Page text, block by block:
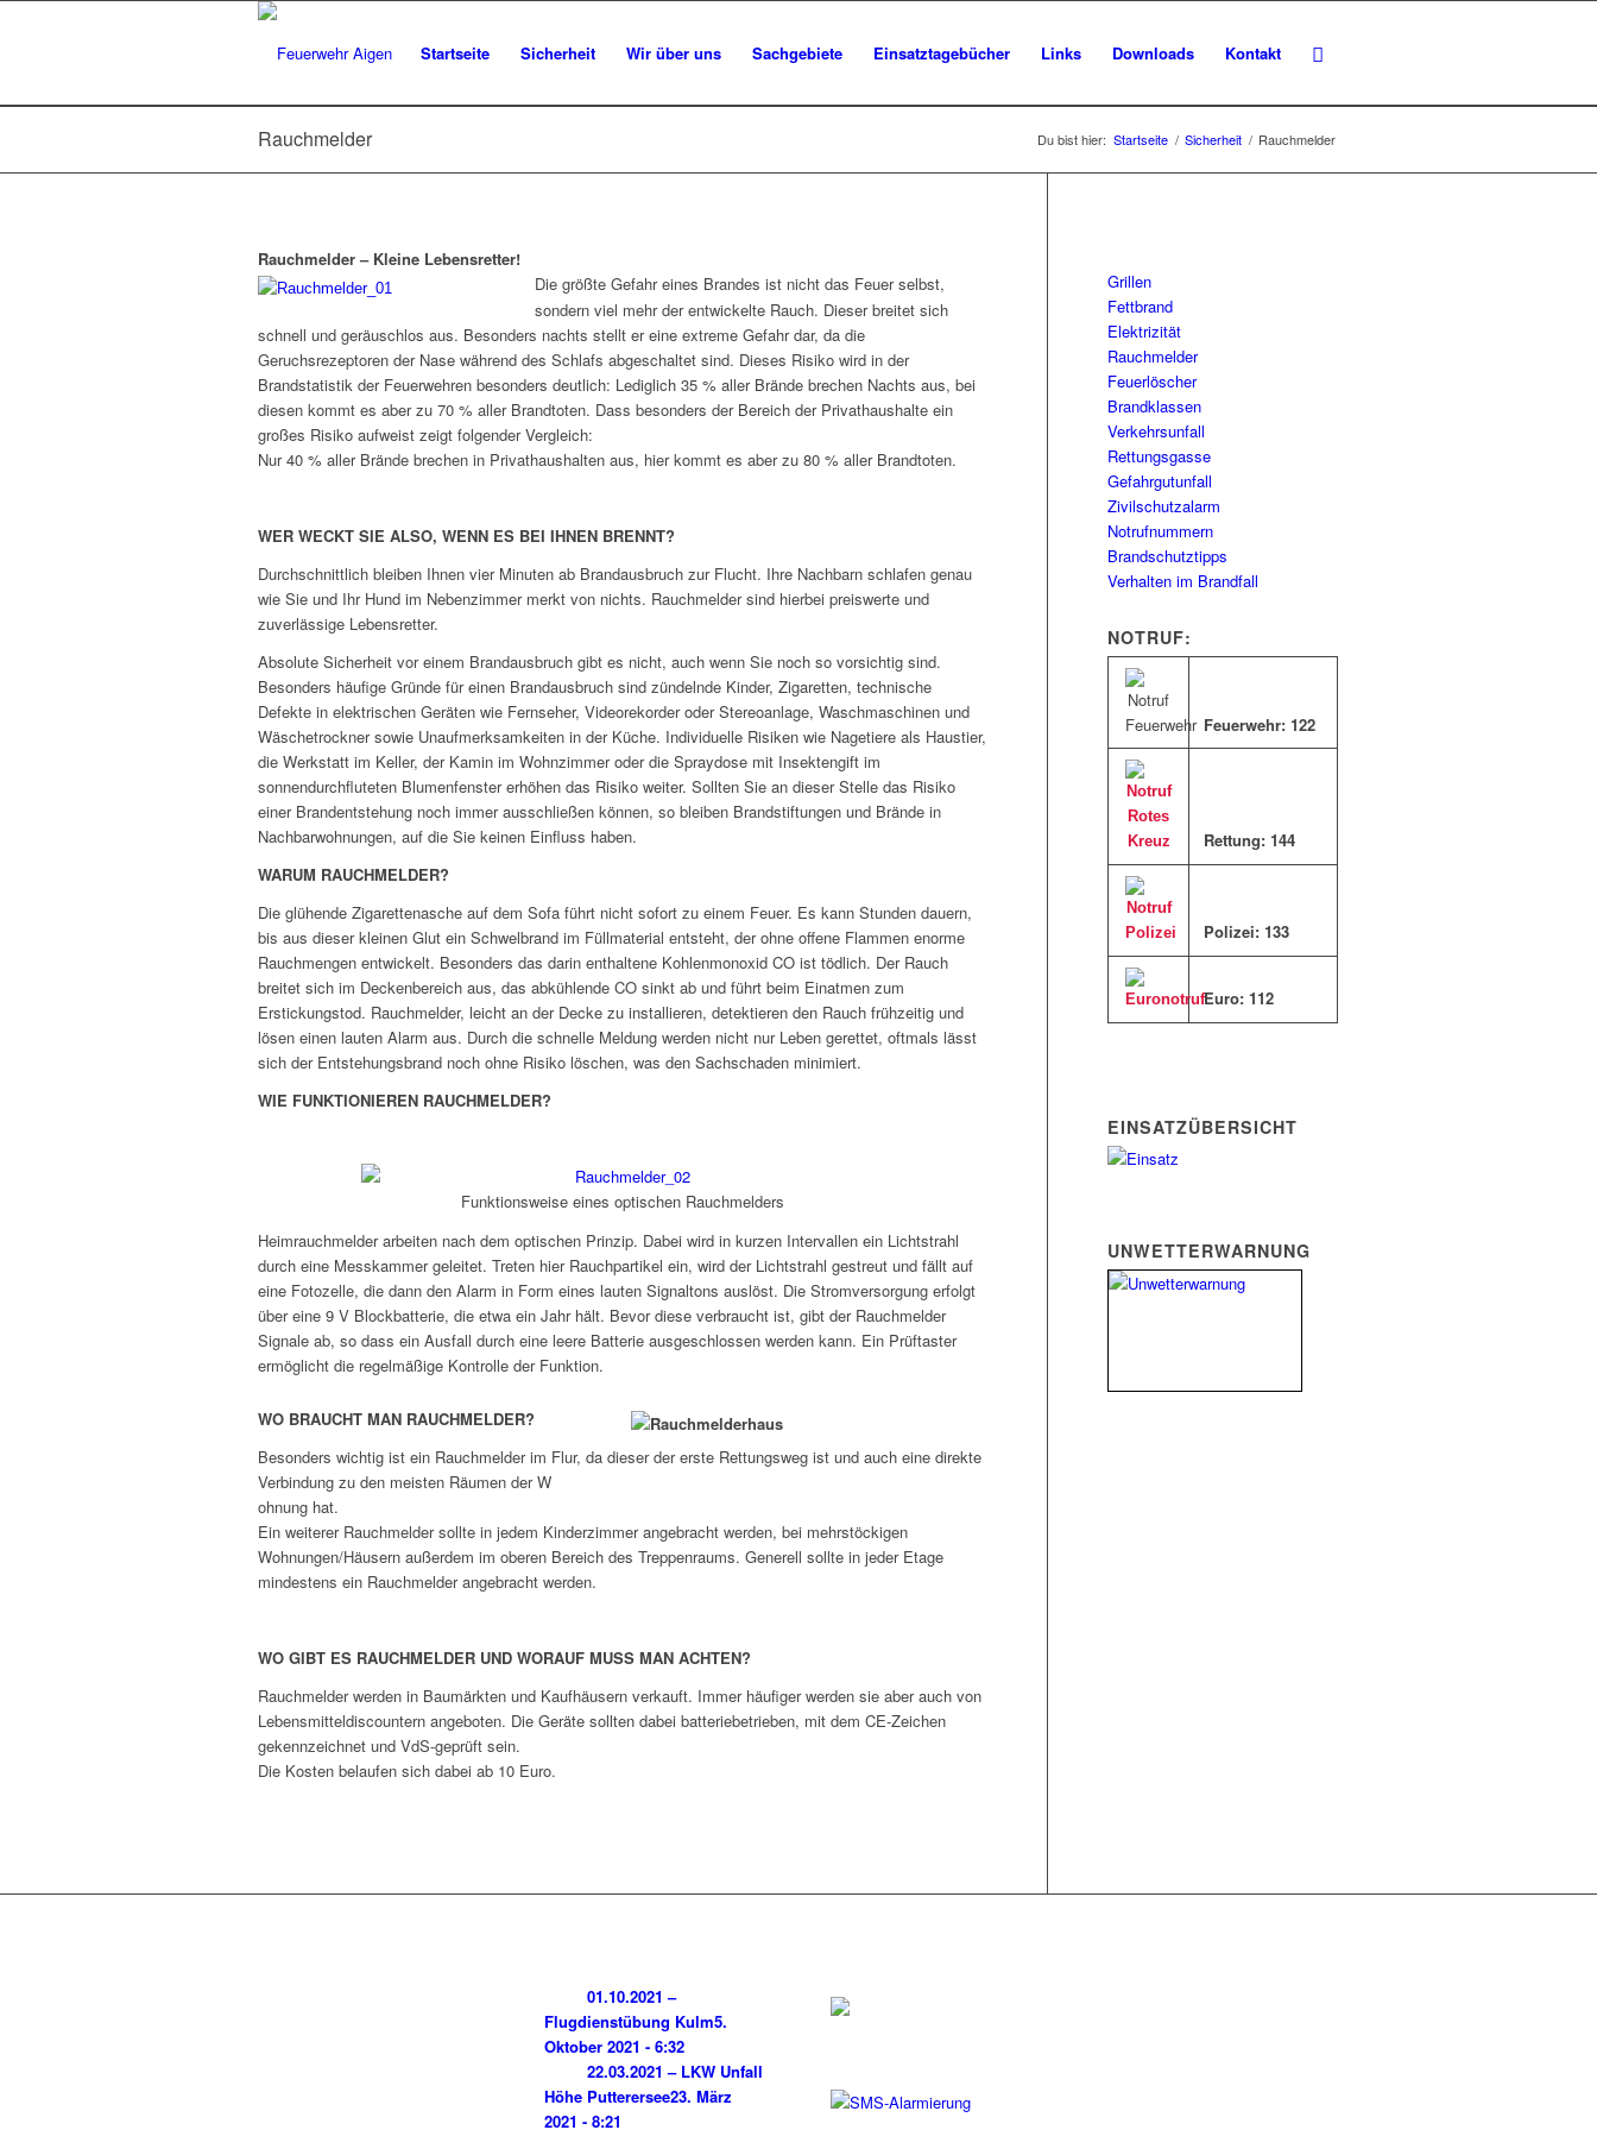
Startseite Sicherheit Wir über uns Sachgebiete Einsatztagebücher Links Downloads Kontakt
Rauchmelder Du bist hier: Startseite / Sicherheit / Rauchmelder
Rauchmelder – Kleine Lebensretter!
Die größte Gefahr eines Brandes ist nicht das Feuer selbst,
sondern viel mehr der entwickelte Rauch. Dieser breitet sich
schnell und geräuschlos aus. Besonders nachts stellt er eine extreme Gefahr dar, da die
Geruchsrezeptoren der Nase während des Schlafs abgeschaltet sind. Dieses Risiko wird in der
Brandstatistik der Feuerwehren besonders deutlich: Lediglich 35 % aller Brände brechen Nachts aus, bei
diesen kommt es aber zu 70 % aller Brandtoten. Dass besonders der Bereich der Privathaushalte ein
großes Risiko aufweist zeigt folgender Vergleich:
Nur 40 % aller Brände brechen in Privathaushalten aus, hier kommt es aber zu 80 % aller Brandtoten.
WER WECKT SIE ALSO, WENN ES BEI IHNEN BRENNT?
Durchschnittlich bleiben Ihnen vier Minuten ab Brandausbruch zur Flucht. Ihre Nachbarn schlafen genau
wie Sie und Ihr Hund im Nebenzimmer merkt von nichts. Rauchmelder sind hierbei preiswerte und
zuverlässige Lebensretter.
Absolute Sicherheit vor einem Brandausbruch gibt es nicht, auch wenn Sie noch so vorsichtig sind.
Besonders häufige Gründe für einen Brandausbruch sind zündelnde Kinder, Zigaretten, technische
Defekte in elektrischen Geräten wie Fernseher, Videorekorder oder Stereoanlage, Waschmaschinen und
Wäschetrockner sowie Unaufmerksamkeiten in der Küche. Individuelle Risiken wie Nagetiere als Haustier,
die Werkstatt im Keller, der Kamin im Wohnzimmer oder die Spraydose mit Insektengift im
sonnendurchfluteten Blumenfenster erhöhen das Risiko weiter. Sollten Sie an dieser Stelle das Risiko
einer Brandentstehung noch immer ausschließen können, so bleiben Brandstiftungen und Brände in
Nachbarwohnungen, auf die Sie keinen Einfluss haben.
WARUM RAUCHMELDER?
Die glühende Zigarettenasche auf dem Sofa führt nicht sofort zu einem Feuer. Es kann Stunden dauern,
bis aus dieser kleinen Glut ein Schwelbrand im Füllmaterial entsteht, der ohne offene Flammen enorme
Rauchmengen entwickelt. Besonders das darin enthaltene Kohlenmonoxid CO ist tödlich. Der Rauch
breitet sich im Deckenbereich aus, das abkühlende CO sinkt ab und führt beim Einatmen zum
Erstickungstod. Rauchmelder, leicht an der Decke zu installieren, detektieren den Rauch frühzeitig und
lösen einen lauten Alarm aus. Durch die schnelle Meldung werden nicht nur Leben gerettet, oftmals lässt
sich der Entstehungsbrand noch ohne Risiko löschen, was den Sachschaden minimiert.
WIE FUNKTIONIEREN RAUCHMELDER?
Funktionsweise eines optischen Rauchmelders
Heimrauchmelder arbeiten nach dem optischen Prinzip. Dabei wird in kurzen Intervallen ein Lichtstrahl
durch eine Messkammer geleitet. Treten hier Rauchpartikel ein, wird der Lichtstrahl gestreut und fällt auf
eine Fotozelle, die dann den Alarm in Form eines lauten Signaltons auslöst. Die Stromversorgung erfolgt
über eine 9 V Blockbatterie, die etwa ein Jahr hält. Bevor diese verbraucht ist, gibt der Rauchmelder
Signale ab, so dass ein Ausfall durch eine leere Batterie ausgeschlossen werden kann. Ein Prüftaster
ermöglicht die regelmäßige Kontrolle der Funktion.
WO BRAUCHT MAN RAUCHMELDER?
Besonders wichtig ist ein Rauchmelder im Flur, da dieser der erste Rettungsweg ist und auch eine direkte
Verbindung zu den meisten Räumen der W
ohnung hat.
Ein weiterer Rauchmelder sollte in jedem Kinderzimmer angebracht werden, bei mehrstöckigen
Wohnungen/Häusern außerdem im oberen Bereich des Treppenraums. Generell sollte in jeder Etage
mindestens ein Rauchmelder angebracht werden.
WO GIBT ES RAUCHMELDER UND WORAUF MUSS MAN ACHTEN?
Rauchmelder werden in Baumärkten und Kaufhäusern verkauft. Immer häufiger werden sie aber auch von
Lebensmitteldiscountern angeboten. Die Geräte sollten dabei batteriebetrieben, mit dem CE-Zeichen
gekennzeichnet und VdS-geprüft sein.
Die Kosten belaufen sich dabei ab 10 Euro.
Grillen
Fettbrand
Elektrizität
Rauchmelder
Feuerlöscher
Brandklassen
Verkehrsunfall
Rettungsgasse
Gefahrgutunfall
Zivilschutzalarm
Notrufnummern
Brandschutztipps
Verhalten im Brandfall
NOTRUF:
Feuerwehr: 122
Rettung: 144
Polizei: 133
Euro: 112
EINSATZÜBERSICHT
UNWETTERWARNUNG
01.10.2021 –
Flugdienstübung Kulm5.
Oktober 2021 - 6:32
22.03.2021 – LKW Unfall
Höhe Putterersee23. März
2021 - 8:21